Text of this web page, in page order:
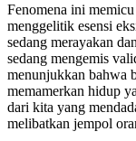
Fenomena ini
menggelitik esensi
sedang merayakan
sedang mengemis
menunjukkan bahwa
memamerkan hidup
dari kita yang
melibatkan jempol